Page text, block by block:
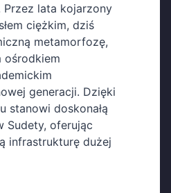
lata kojarzony
ciężkim, dziś
metamorfozę,
ośrodkiem
generacji. Dzięki
stanowi doskonałą
Sudety, oferując
infrastrukturę dużej